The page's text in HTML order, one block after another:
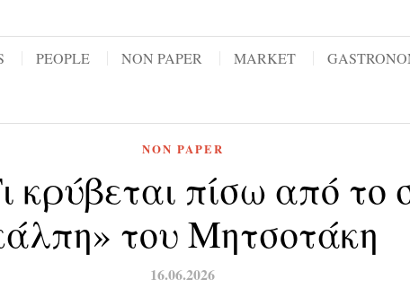
PEOPLE NON PAPER MARKET
NON PAPER
κρύβεται πίσω από το
του Μητσοτάκη
16.06.2026